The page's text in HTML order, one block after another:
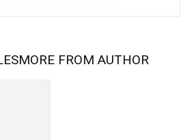
MORE FROM AUTHOR